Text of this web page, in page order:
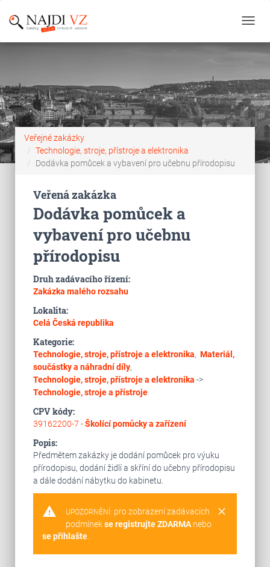
Veřejné zakázky
Technologie, stroje, přístroje a elektronika
Dodávka pomůcek a vybavení pro učebnu přírodopisu
Veřená zakázka
Dodávka pomůcek a
vybavení pro učebnu
přírodopisu
Druh zadávacího řízení:
Zakázka malého rozsahu
Lokalita:
Celá Česká republika
Kategorie:
Technologie, stroje, přístroje a elektronika, Materiál,
součástky a náhradní díly,
Technologie, stroje, přístroje a elektronika ->
Technologie, stroje a přístroje
CPV kódy:
39162200-7 -Školící pomůcky a zařízení
Popis:
Předmětem zakázky je dodání pomůcek pro výuku
přírodopisu, dodání židlí a skříní do učebny přírodopisu
a dále dodání nábytku do kabinetu.
warning clear
UPOZORNĚNÍ: pro zobrazení zadávacích
podmínekse registrujte ZDARMAnebo
se přihlašte.